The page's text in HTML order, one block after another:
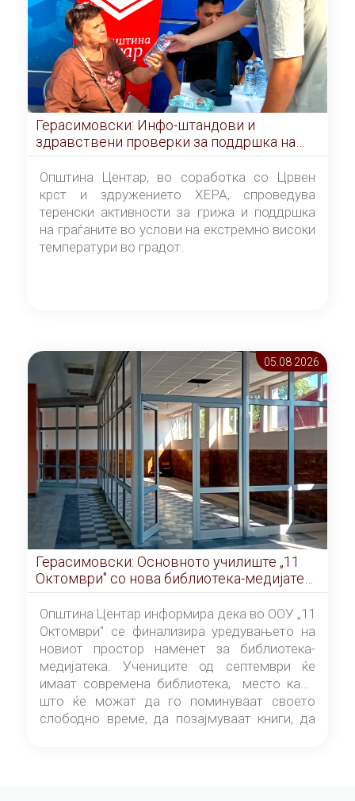
Герасимовски: Инфо-штандови и
здравствени проверки за поддршка на
граѓаните во услови на топлотен бран
Општина Центар, во соработка со Црвен
крст и здружението ХЕРА, спроведува
теренски активности за грижа и поддршка
на граѓаните во услови на екстремно високи
температури во градот.
05.08 2026
Герасимовски: Основното училиште „11
Октомври" со нова библиотека-медијатека
од септември
Општина Центар информира дека во ООУ „11
Октомври" се финализира уредувањето на
новиот простор наменет за библиотека-
медијатека. Учениците од септември ќе
имаат современа библиотека, место каде
што ќе можат да го поминуваат своето
слободно време, да позајмуваат книги, да